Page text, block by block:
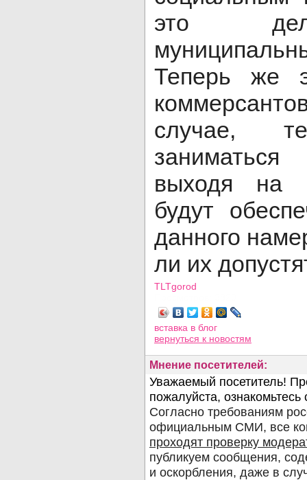
это
Теперь же
случае,
выходя на
будут
данного
ли их
TLTgorod
вставка в блог
вернуться к новостям
Мнение посетителей: